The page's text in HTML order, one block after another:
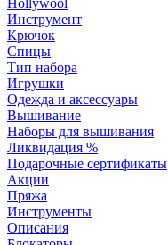
Hollywool
Инструмент
Крючок
Спицы
Тип набора
Игрушки
Одежда и аксессуары
Вышивание
Наборы для вышивания
Ликвидация %
Подарочные сертификаты
Акции
Пряжа
Инструменты
Описания